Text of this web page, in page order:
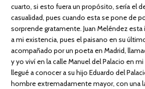
cuarto, si esto fuera un propósito, sería el
casualidad, pues cuando esta se pone de
sorprende gratamente. Juan Meléndez
a mi existencia, pues el paisano en su
acompañado por un poeta en Madrid,
y yo viví en la calle Manuel del Palacio en
llegué a conocer a su hijo Eduardo del
hombre extremadamente mayor, con una